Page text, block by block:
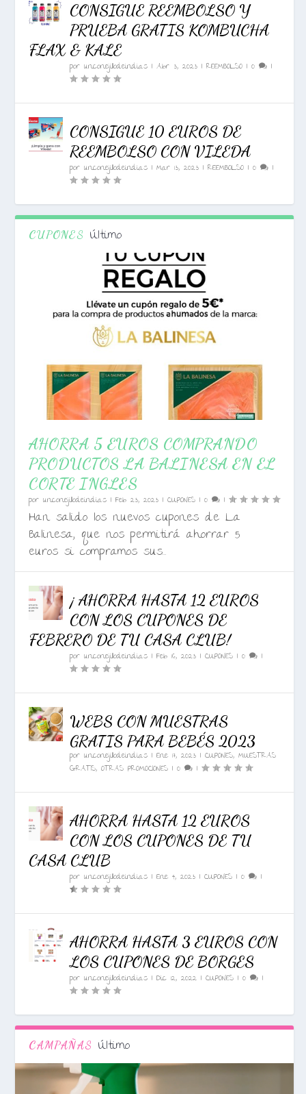
CONSIGUE REEMBOLSO Y
PRUEBA GRATIS KOMBUCHA
FLAX & KALE
porunconejillodeindias |Abr 3, 2023 |REEMBOLSO |0 |
CONSIGUE 10 EUROS DE
REEMBOLSO CON VILEDA
porunconejillodeindias |Mar 13, 2023 |REEMBOLSO |0 |
CUPONES Último
AHORRA 5 EUROS COMPRANDO
PRODUCTOS LA BALINESA EN EL
CORTE INGLES
porunconejillodeindias |Feb 23, 2023 |CUPONES |0 |
Han salido los nuevos cupones de La
Balinesa, que nos permitirá ahorrar 5
euros si compramos sus...
¡ AHORRA HASTA 12 EUROS
CON LOS CUPONES DE
FEBRERO DE TU CASA CLUB!
porunconejillodeindias |Feb 16, 2023 |CUPONES |0 |
WEBS CON MUESTRAS
GRATIS PARA BEBÉS 2023
porunconejillodeindias |Ene 17, 2023 |CUPONES,MUESTRAS
GRATIS,OTRAS PROMOCIONES |0 |
AHORRA HASTA 12 EUROS
CON LOS CUPONES DE TU
CASA CLUB
porunconejillodeindias |Ene 4, 2023 |CUPONES |0 |
AHORRA HASTA 3 EUROS CON
LOS CUPONES DE BORGES
porunconejillodeindias |Dic 12, 2022 |CUPONES |0 |
CAMPAÑAS Último